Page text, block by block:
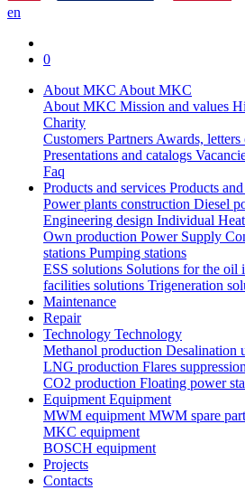
en
0
About MKC About MKC
About MKC Mission and values
Charity
Customers PartnersAwards, letters
Presentations and catalogs
Faq
Products and services Products
Power plants construction Diesel
Engineering design Individual
Own production Power Supply
stations Pumping stations
ESS solutions Solutions for the oil
facilities solutions Trigeneration
Maintenance
Repair
Technology Technology
Methanol production Desalination
LNG production Flares
СО2 production Floating power
EquipmentEquipment
MWM equipmentMWM spare
MKC equipment
BOSCH equipment
Projects
Contacts